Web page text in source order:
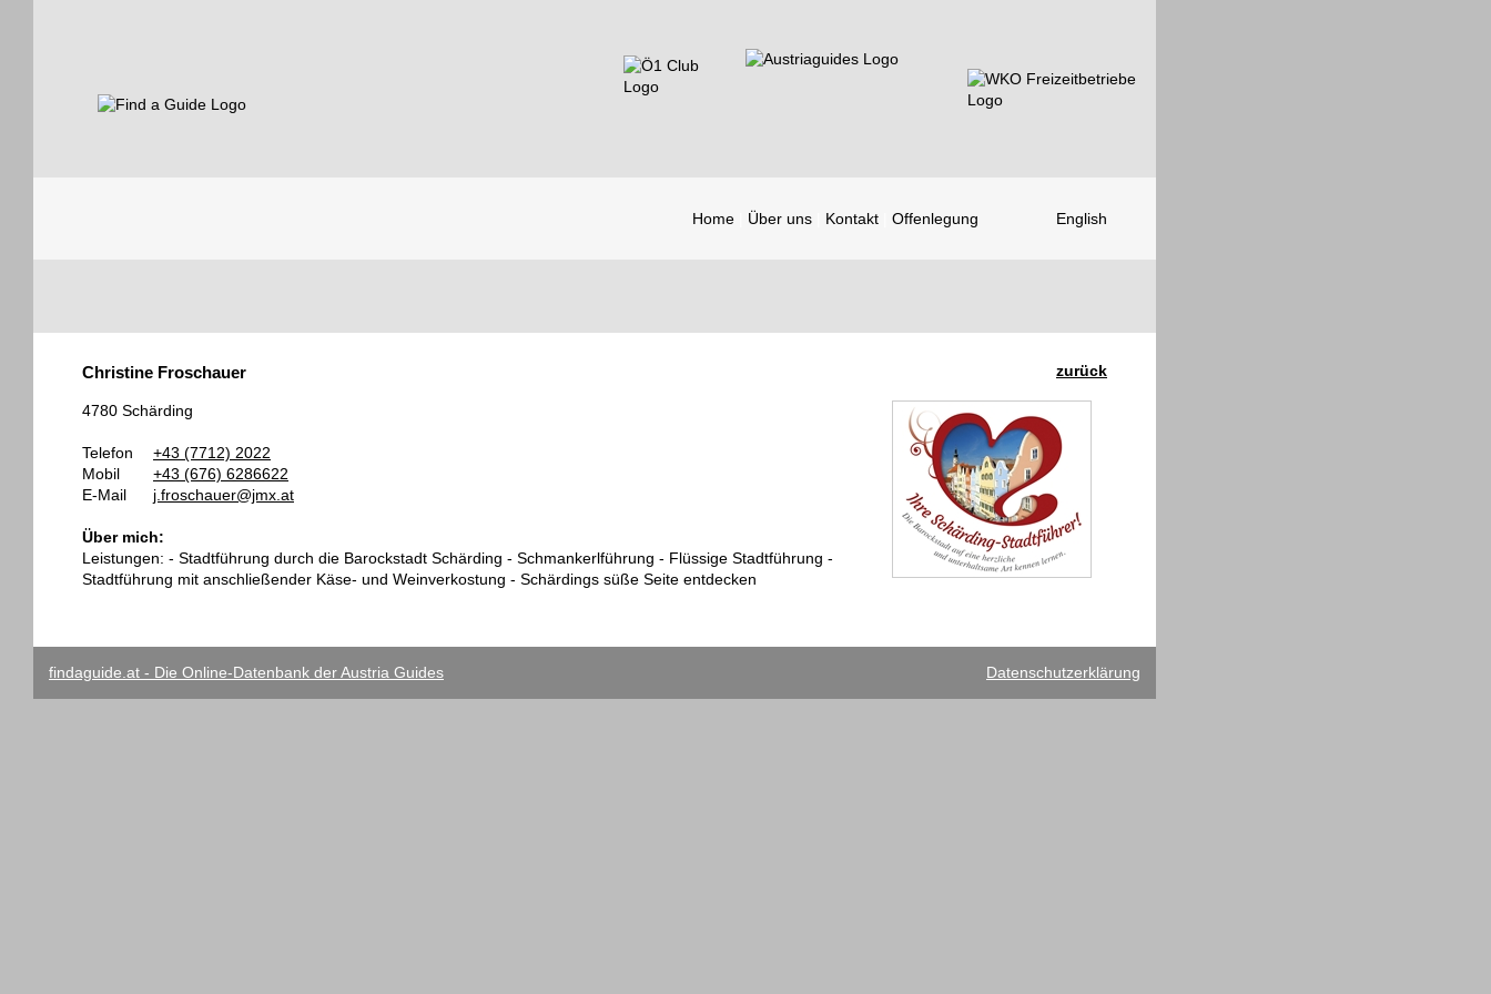
Home Über uns Kontakt Offenlegung English
Guides
zurück
Christine Froschauer
4780 Schärding
Telefon
+43 (7712) 2022
Mobil
+43 (676) 6286622
E-Mail
j.froschauer@jmx.at
Über mich:
Leistungen: - Stadtführung durch die Barockstadt Schärding - Schmankerlführung - Flüssige Stadtführung -
Stadtführung mit anschließender Käse- und Weinverkostung - Schärdings süße Seite entdecken
findaguide.at - Die Online-Datenbank der Austria Guides Datenschutzerklärung